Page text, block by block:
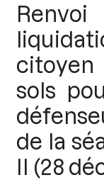
citoyen
sols
de la
II (28